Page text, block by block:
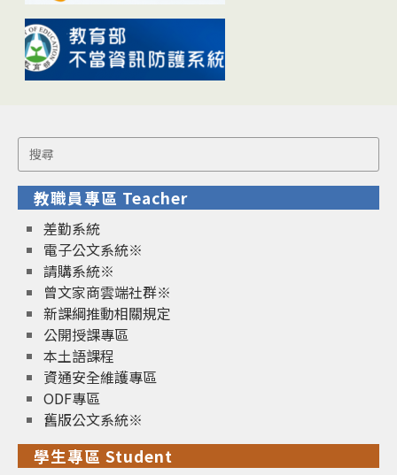
Search
for:
教職員專區 Teacher
差勤系統
電子公文系統※
請購系統※
曾文家商雲端社群※
新課綱推動相關規定
公開授課專區
本土語課程
資通安全維護專區
ODF專區
舊版公文系統※
學生專區 Student